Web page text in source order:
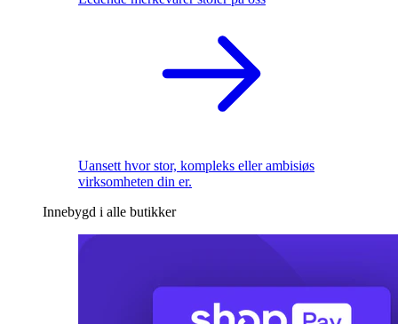
Uansett hvor stor, kompleks eller ambisiøs
virksomheten din er.
Innebygd i alle butikker